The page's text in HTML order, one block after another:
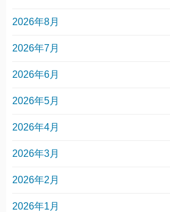
2026年8月
2026年7月
2026年6月
2026年5月
2026年4月
2026年3月
2026年2月
2026年1月